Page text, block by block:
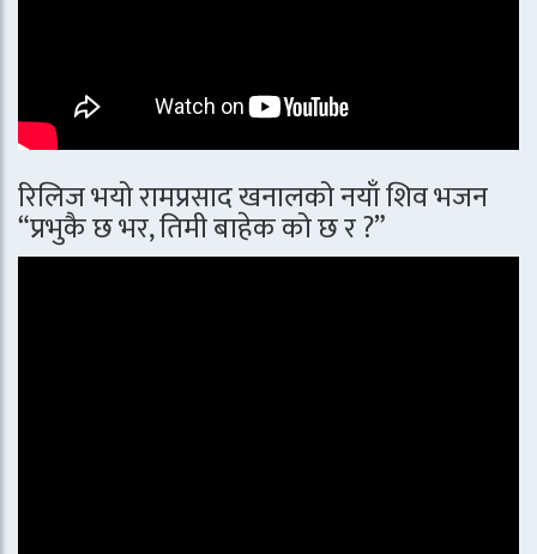
रिलिज भयो रामप्रसाद खनालको नयाँ शिव भजन
“प्रभुकै छ भर, तिमी बाहेक को छ र ?”